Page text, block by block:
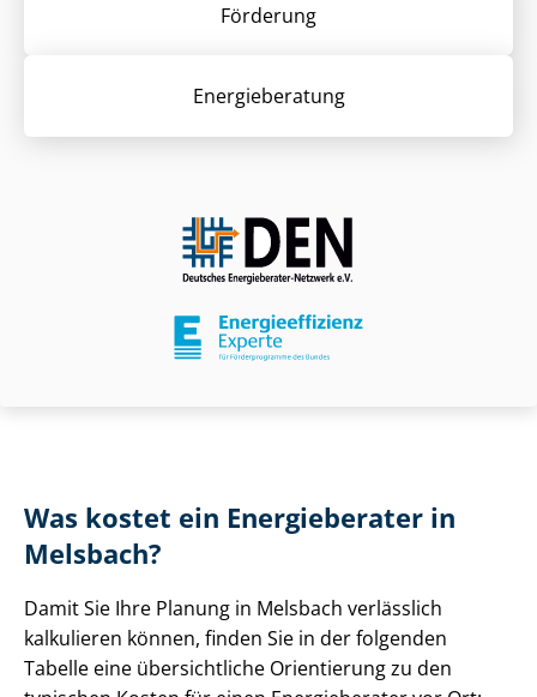
Förderung
Energieberatung
Was kostet ein Energieberater in
Melsbach?
Damit Sie Ihre Planung in Melsbach verlässlich
kalkulieren können, finden Sie in der folgenden
Tabelle eine übersichtliche Orientierung zu den